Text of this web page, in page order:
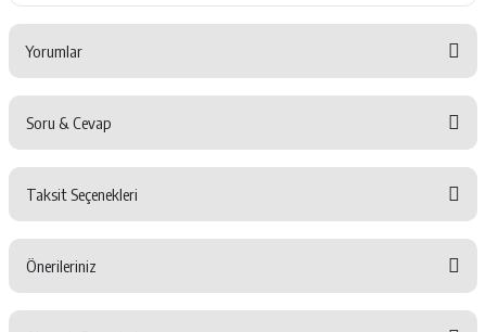
Yorumlar
Yorum Yaz
Soru & Cevap
Soru Sor
Taksit Seçenekleri
Önerileriniz